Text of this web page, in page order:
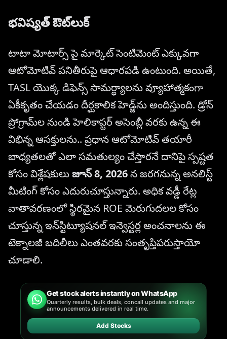
భవిష్యత్ ఔట్‌లుక్
టాటా మోటార్స్ పై మార్కెట్ సెంటిమెంట్ ఎక్కువగా
ఆటోమోటివ్ పనితీరుపై ఆధారపడి ఉంటుంది. అయితే,
TASL యొక్క డిఫెన్స్ సామర్థ్యాలను వ్యూహాత్మకంగా
ఏకీకృతం చేయడం దీర్ఘకాలిక హెడ్జ్‌ను అందిస్తుంది. డ్రోన్
ప్రోగ్రామ్‌ల నుండి హెలికాప్టర్ అసెంబ్లీ వరకు ఉన్న ఈ
విభిన్న ఆసక్తులను.. ప్రధాన ఆటోమోటివ్ తయారీ
బాధ్యతలతో ఎలా సమతుల్యం చేస్తారనే దానిపై స్పష్టత
కోసం విశ్లేషకులుజూన్ 8, 2026న జరగనున్న అనలిస్ట్
మీటింగ్ కోసం ఎదురుచూస్తున్నారు. అధిక వడ్డీ రేట్ల
వాతావరణంలో స్థిరమైన ROE మెరుగుదలల కోసం
చూస్తున్న ఇన్‌స్టిట్యూషనల్ ఇన్వెస్టర్ల అంచనాలను ఈ
టెక్నాలజీ బదిలీలు ఎంతవరకు సంతృప్తిపరుస్తాయో
చూడాలి.
Get stock alerts instantly on WhatsApp
Quarterly results, bulk deals, concall updates and major
announcements delivered in real time.
Add Stocks